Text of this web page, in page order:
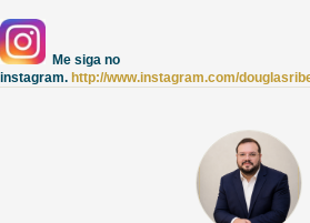
Me siga no
instagram. http://www.instagram.com/